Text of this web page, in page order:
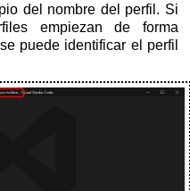
del nombre del perfil. Si
empiezan de forma
puede identificar el perfil